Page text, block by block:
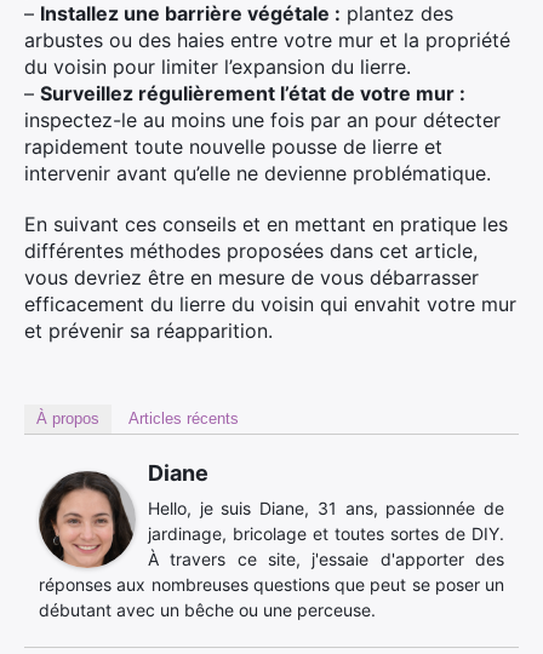
– Installez une barrière végétale : plantez des
arbustes ou des haies entre votre mur et la propriété
du voisin pour limiter l’expansion du lierre.
– Surveillez régulièrement l’état de votre mur :
inspectez-le au moins une fois par an pour détecter
rapidement toute nouvelle pousse de lierre et
intervenir avant qu’elle ne devienne problématique.
En suivant ces conseils et en mettant en pratique les
différentes méthodes proposées dans cet article,
vous devriez être en mesure de vous débarrasser
efficacement du lierre du voisin qui envahit votre mur
et prévenir sa réapparition.
À propos Articles récents
Diane
Hello, je suis Diane, 31 ans, passionnée de
jardinage, bricolage et toutes sortes de DIY.
À travers ce site, j'essaie d'apporter des
réponses aux nombreuses questions que peut se poser un
débutant avec un bêche ou une perceuse.